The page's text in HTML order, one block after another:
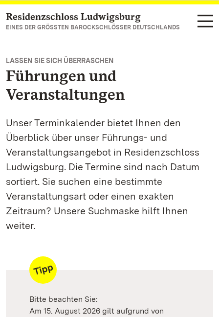
Zum Hauptinhalt springen
Residenzschloss Ludwigsburg
EINES DER GRÖSSTEN BAROCKSCHLÖSSER DEUTSCHLANDS
LASSEN SIE SICH ÜBERRASCHEN
Führungen und
Veranstaltungen
Unser Terminkalender bietet Ihnen den
Überblick über unser Führungs- und
Veranstaltungsangebot in Residenzschloss
Ludwigsburg. Die Termine sind nach Datum
sortiert. Sie suchen eine bestimmte
Veranstaltungsart oder einen exakten
Zeitraum? Unsere Suchmaske hilft Ihnen
weiter.
Bitte beachten Sie:
Am 15. August 2026 gilt aufgrund von